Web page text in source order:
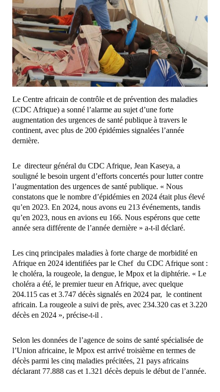
Le Centre africain de contrôle et de prévention des maladies
(CDC Afrique) a sonné l’alarme au sujet d’une forte
augmentation des urgences de santé publique à travers le
continent, avec plus de 200 épidémies signalées l’année
dernière.
Le directeur général du CDC Afrique, Jean Kaseya, a
souligné le besoin urgent d’efforts concertés pour lutter contre
l’augmentation des urgences de santé publique. « Nous
constatons que le nombre d’épidémies en 2024 était plus élevé
qu’en 2023. En 2024, nous avons eu 213 événements, tandis
qu’en 2023, nous en avions eu 166. Nous espérons que cette
année sera différente de l’année dernière » a-t-il déclaré.
Les cinq principales maladies à forte charge de morbidité en
Afrique en 2024 identifiées par le Chef du CDC Afrique sont :
le choléra, la rougeole, la dengue, le Mpox et la diphtérie. « Le
choléra a été, le premier tueur en Afrique, avec quelque
204.115 cas et 3.747 décès signalés en 2024 par, le continent
africain. La rougeole a suivi de près, avec 234.320 cas et 3.220
décès en 2024 », précise-t-il .
Selon les données de l’agence de soins de santé spécialisée de
l’Union africaine, le Mpox est arrivé troisième en termes de
décès parmi les cinq maladies précitées, 21 pays africains
déclarant 77.888 cas et 1.321 décès depuis le début de l’année.